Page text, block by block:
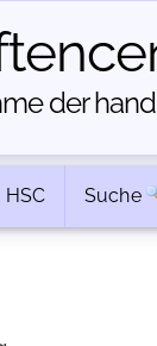
der
HSC Suche